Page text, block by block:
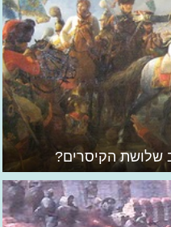
שלושת הקיסרים?